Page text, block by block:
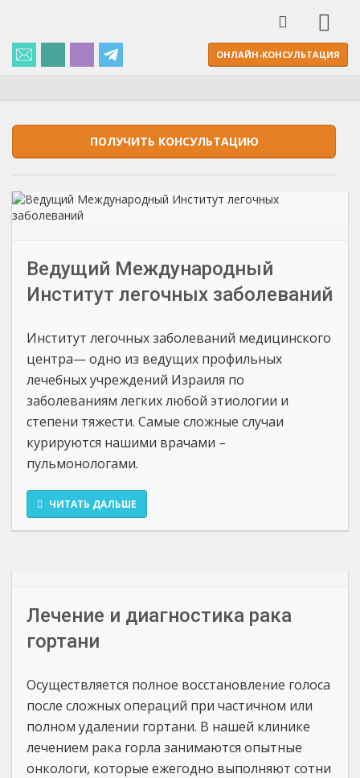
ОНЛАЙН-КОНСУЛЬТАЦИЯ
ПОЛУЧИТЬ КОНСУЛЬТАЦИЮ
Ведущий Международный
Институт легочных заболеваний
Институт легочных заболеваний медицинского
центра— одно из ведущих профильных
лечебных учреждений Израиля по
заболеваниям легких любой этиологии и
степени тяжести. Самые сложные случаи
курируются нашими врачами –
пульмонологами.
ЧИТАТЬ ДАЛЬШЕ
Лечение и диагностика рака
гортани
Осуществляется полное восстановление голоса
после сложных операций при частичном или
полном удалении гортани. В нашей клинике
лечением рака горла занимаются опытные
онкологи, которые ежегодно выполняют сотни